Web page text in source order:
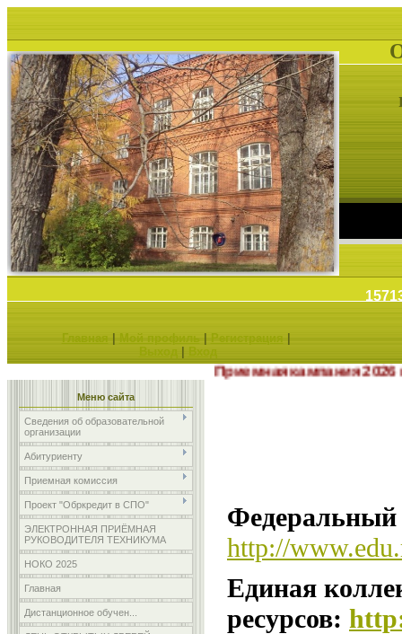
Главная Мой профиль Регистрация
Выход| Вход
Приемная кампания 2026
Меню сайта
Сведения об образовательной
организации
Абитуриенту
Приемная комиссия
Проект "Обркредит в СПО"
ЭЛЕКТРОННАЯ ПРИЁМНАЯ
РУКОВОДИТЕЛЯ ТЕХНИКУМА
НОКО 2025
Главная
Дистанционное обучен...
Федеральный
http://
Единая
ресурсов: